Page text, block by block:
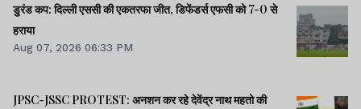
डुरंड कप: दिल्ली एससी की एकतरफा जीत, डिफेंडर्स एफसी को 7-0 से
हराया
Aug 07, 2026 06:33 PM
JPSC-JSSC PROTEST: अनशन कर रहे देवेंद्र नाथ महतो की